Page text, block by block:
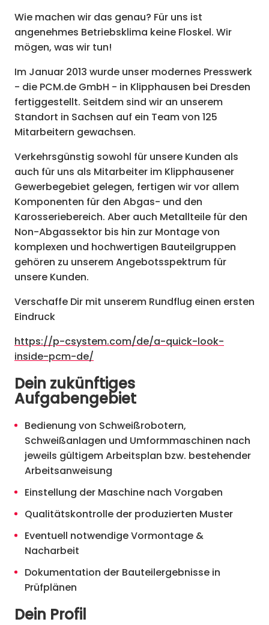
Wie machen wir das genau? Für uns ist
angenehmes Betriebsklima keine Floskel. Wir
mögen, was wir tun!
Im Januar 2013 wurde unser modernes Presswerk
- die PCM.de GmbH - in Klipphausen bei Dresden
fertiggestellt. Seitdem sind wir an unserem
Standort in Sachsen auf ein Team von 125
Mitarbeitern gewachsen.
Verkehrsgünstig sowohl für unsere Kunden als
auch für uns als Mitarbeiter im Klipphausener
Gewerbegebiet gelegen, fertigen wir vor allem
Komponenten für den Abgas- und den
Karosseriebereich. Aber auch Metallteile für den
Non-Abgassektor bis hin zur Montage von
komplexen und hochwertigen Bauteilgruppen
gehören zu unserem Angebotsspektrum für
unsere Kunden.
Verschaffe Dir mit unserem Rundflug einen ersten
Eindruck
https://p-csystem.com/de/a-quick-look-
inside-pcm-de/
Dein zukünftiges
Aufgabengebiet
Bedienung von Schweißrobotern,
Schweißanlagen und Umformmaschinen nach
jeweils gültigem Arbeitsplan bzw. bestehender
Arbeitsanweisung
Einstellung der Maschine nach Vorgaben
Qualitätskontrolle der produzierten Muster
Eventuell notwendige Vormontage &
Nacharbeit
Dokumentation der Bauteilergebnisse in
Prüfplänen
Dein Profil